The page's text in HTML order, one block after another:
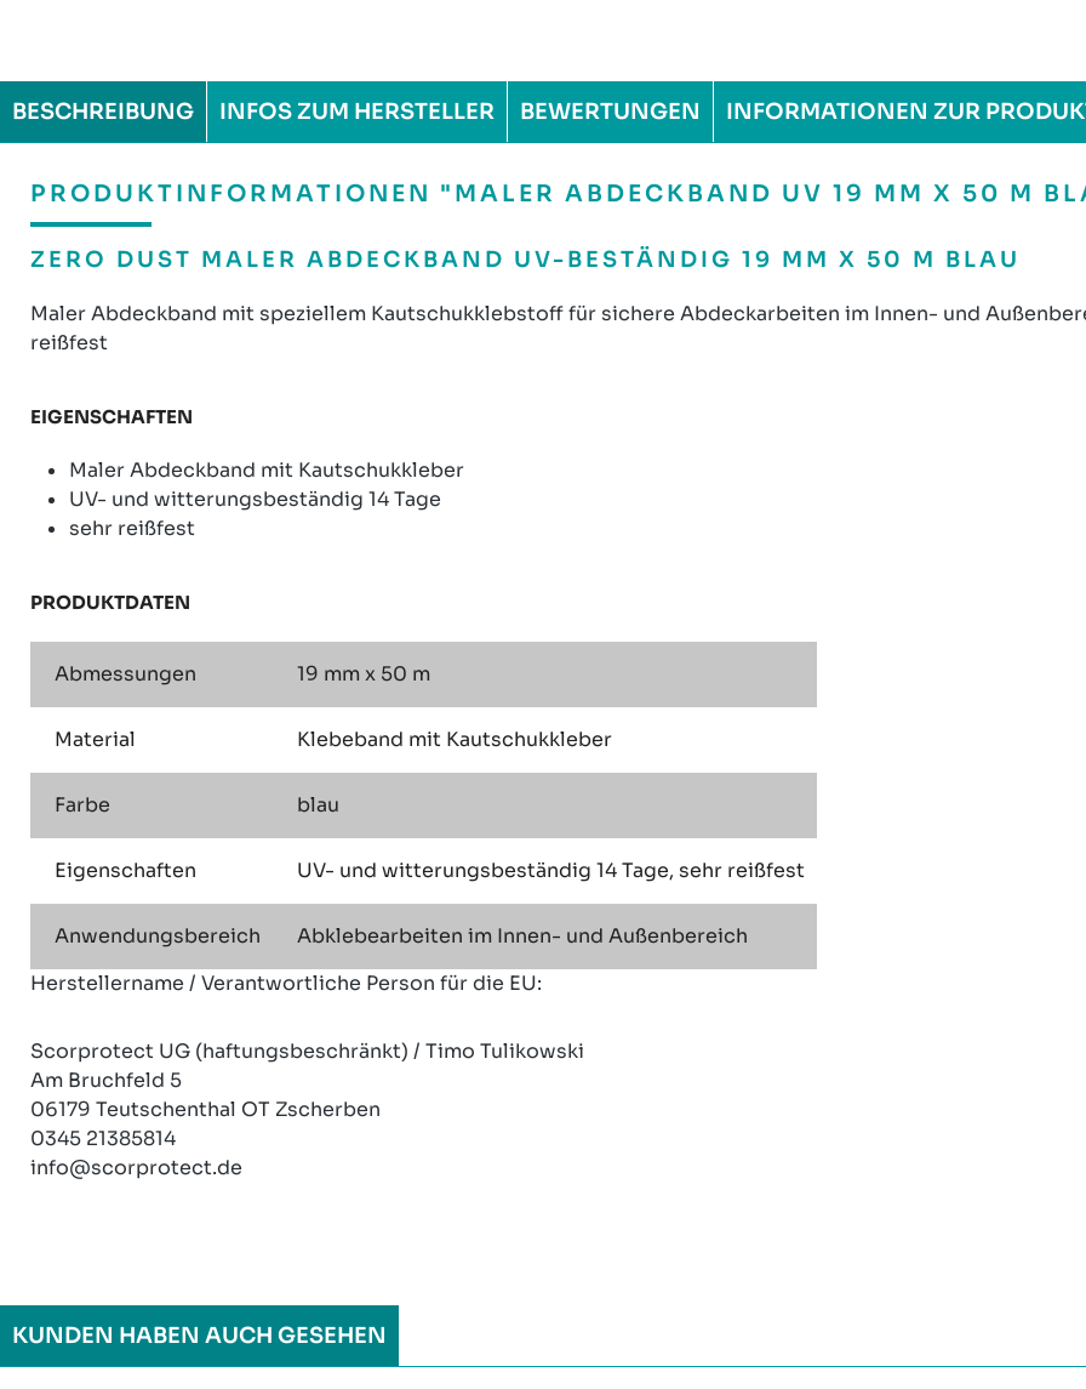
BESCHREIBUNG INFOS ZUM HERSTELLER BEWERTUNGEN INFORMATIONEN ZUR
PRODUKTINFORMATIONEN "MALER ABDECKBAND UV 19 MM X 50 M
ZERO DUST MALER ABDECKBAND UV-BESTÄNDIG 19 MM X 50 M BLAU
Maler Abdeckband mit speziellem Kautschukklebstoff für sichere Abdeckarbeiten im Innen- und
reißfest
EIGENSCHAFTEN
Maler Abdeckband mit Kautschukkleber
UV- und witterungsbeständig 14 Tage
sehr reißfest
PRODUKTDATEN
Abmessungen 19 mm x 50 m
Material Klebeband mit Kautschukkleber
Farbe blau
Eigenschaften UV- und witterungsbeständig 14 Tage, sehr reißfest
Anwendungsbereich
Abklebearbeiten im Innen- und Außenbereich
Herstellername / Verantwortliche Person für die EU:
Scorprotect UG (haftungsbeschränkt) / Timo Tulikowski
Am Bruchfeld 5
06179 Teutschenthal OT Zscherben
0345 21385814
info@scorprotect.de
KUNDEN HABEN AUCH GESEHEN